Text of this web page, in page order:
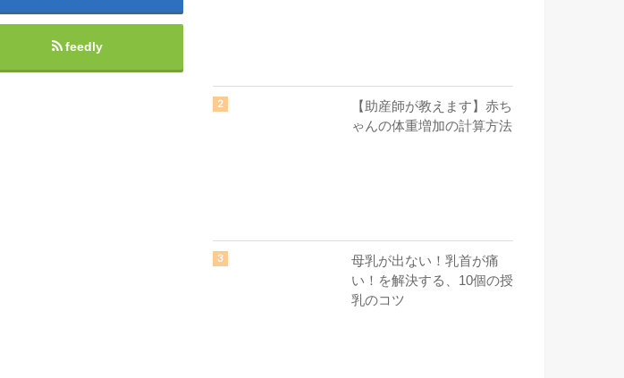
feedly
【助産師が教えます】赤ち
ゃんの体重増加の計算方法
母乳が出ない！乳首が痛
い！を解決する、10個の授
乳のコツ